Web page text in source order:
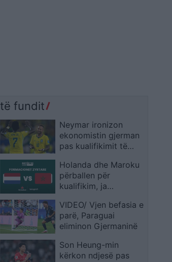
të fundit
Neymar ironizon
ekonomistin gjerman
pas kualifikimit të
në Botërorin e
ardhshëm
Holanda dhe Maroku
përballen për
kualifikim, ja
VIDEO/ Vjen befasia e
parë, Paraguai
eliminon Gjermaninë
Son Heung-min
kërkon ndjesë pas